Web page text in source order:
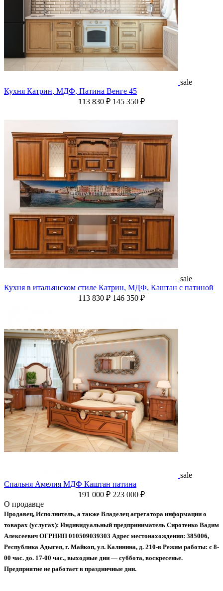
sale
Кухня Катрин, МДФ, Патина Венге 45
113 830 ₽ 145 350 ₽
sale
Кухня в итальянском стиле Катрин, МДФ, Каштан с патиной
113 830 ₽ 146 350 ₽
sale
Спальня Амелия МДФ Каштан патина
191 000 ₽ 223 000 ₽
О продавце
Продавец, Исполнитель, а также Владелец агрегатора информации о
товарах (услугах): Индивидуальный предприниматель Сиротенко Вадим
Алексеевич ОГРНИП 010509039303 Адрес местонахождения: 385006,
Республика Адыгея, г. Майкоп, ул. Калинина, д. 210-в Режим работы: с 8-
00 час. до. 17-00 час., выходные дни — суббота, воскресенье.
Предприятие не работает в праздничные дни.